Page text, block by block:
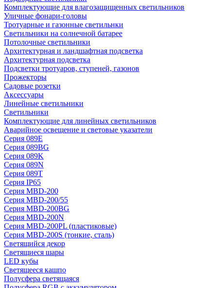
Комплектующие для влагозащищенных светильников
Уличные фонари-головы
Тротуарные и газонные светильнки
Светильники на солнечной батарее
Потолочные светильники
Архитектурная и ландшафтная подсветка
Архитектурная подсветка
Подсветки тротуаров, ступеней, газонов
Прожекторы
Садовые розетки
Аксессуары
Линейные светильники
Светильники
Комплектующие для линейных светильников
Аварийное освещение и световые указатели
Серия 089E
Серия 089BG
Серия 089K
Серия 089N
Серия 089T
Серия IP65
Серия MBD-200
Серия MBD-200/55
Серия MBD-200BG
Серия MBD-200N
Серия MBD-200PL (пластиковые)
Серия MBD-200S (тонкие, сталь)
Светящийся декор
Светящиеся шары
LED кубы
Светящееся кашпо
Полусфера светящаяся